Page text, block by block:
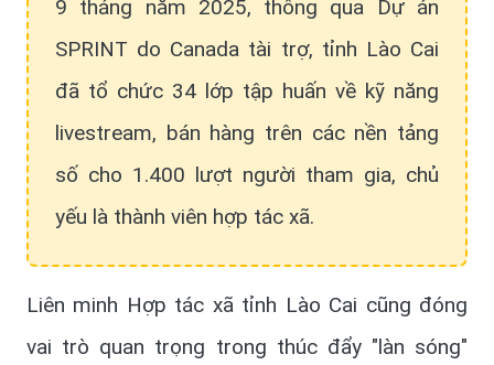
9 tháng năm 2025, thông qua Dự án
SPRINT do Canada tài trợ, tỉnh Lào Cai
đã tổ chức 34 lớp tập huấn về kỹ năng
livestream, bán hàng trên các nền tảng
số cho 1.400 lượt người tham gia, chủ
yếu là thành viên hợp tác xã.
Liên minh Hợp tác xã tỉnh Lào Cai cũng đóng
vai trò quan trọng trong thúc đẩy "làn sóng"